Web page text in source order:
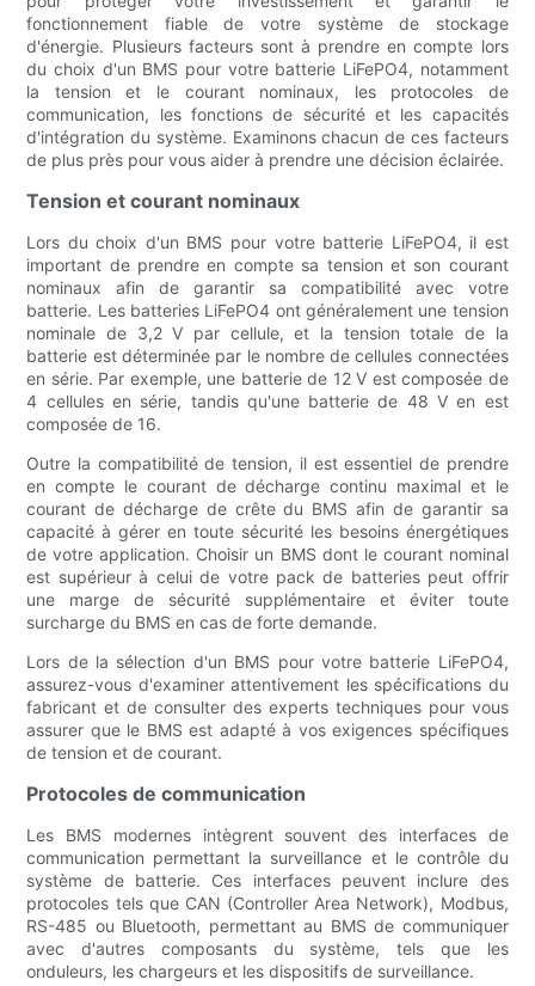
fonctionnement fiable de votre système de stockage
d'énergie. Plusieurs facteurs sont à prendre en compte lors
du choix d'un BMS pour votre batterie LiFePO4, notamment
la tension et le courant nominaux, les protocoles de
communication, les fonctions de sécurité et les capacités
d'intégration du système. Examinons chacun de ces facteurs
de plus près pour vous aider à prendre une décision éclairée.
Tension et courant nominaux
Lors du choix d'un BMS pour votre batterie LiFePO4, il est
important de prendre en compte sa tension et son courant
nominaux afin de garantir sa compatibilité avec votre
batterie. Les batteries LiFePO4 ont généralement une tension
nominale de 3,2 V par cellule, et la tension totale de la
batterie est déterminée par le nombre de cellules connectées
en série. Par exemple, une batterie de 12 V est composée de
4 cellules en série, tandis qu'une batterie de 48 V en est
composée de 16.
Outre la compatibilité de tension, il est essentiel de prendre
en compte le courant de décharge continu maximal et le
courant de décharge de crête du BMS afin de garantir sa
capacité à gérer en toute sécurité les besoins énergétiques
de votre application. Choisir un BMS dont le courant nominal
est supérieur à celui de votre pack de batteries peut offrir
une marge de sécurité supplémentaire et éviter toute
surcharge du BMS en cas de forte demande.
Lors de la sélection d'un BMS pour votre batterie LiFePO4,
assurez-vous d'examiner attentivement les spécifications du
fabricant et de consulter des experts techniques pour vous
assurer que le BMS est adapté à vos exigences spécifiques
de tension et de courant.
Protocoles de communication
Les BMS modernes intègrent souvent des interfaces de
communication permettant la surveillance et le contrôle du
système de batterie. Ces interfaces peuvent inclure des
protocoles tels que CAN (Controller Area Network), Modbus,
RS-485 ou Bluetooth, permettant au BMS de communiquer
avec d'autres composants du système, tels que les
onduleurs, les chargeurs et les dispositifs de surveillance.